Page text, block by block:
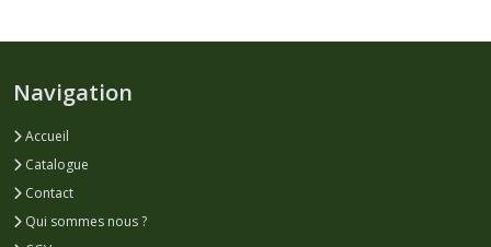
Navigation
Accueil
Catalogue
Contact
Qui sommes nous ?